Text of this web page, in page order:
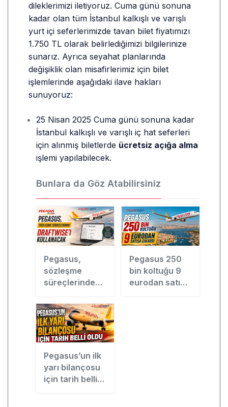
dileklerimizi iletiyoruz. Cuma günü sonuna
kadar olan tüm İstanbul kalkışlı ve varışlı
yurt içi seferlerimizde tavan bilet fiyatımızı
1.750 TL olarak belirlediğimizi bilgilerinize
sunarız. Ayrıca seyahat planlarında
değişiklik olan misafirlerimiz için bilet
işlemlerinde aşağıdaki ilave hakları
sunuyoruz:
25 Nisan 2025 Cuma günü sonuna kadar
İstanbul kalkışlı ve varışlı iç hat seferleri
için alınmış biletlerde ücretsiz açığa alma
işlemi yapılabilecek.
Bunlara da Göz Atabilirsiniz
Pegasus,
sözleşme
süreçlerinde
kullanacak
Pegasus 250
bin koltuğu 9
eurodan satışa
Pegasus’un ilk
yarı bilançosu
için tarih belli